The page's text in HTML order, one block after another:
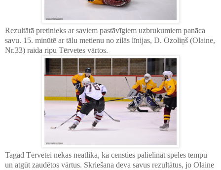
Rezultātā pretinieks ar saviem pastāvīgiem uzbrukumiem panāca
savu. 15. minūtē ar tālu metienu no zilās līnijas, D. Ozoliņš (Olaine,
Nr.33) raida ripu Tērvetes vārtos.
Tagad Tērvetei nekas neatlika, kā censties palielināt spēles tempu
un atgūt zaudētos vārtus. Skriešana deva savus rezultātus, jo Olaine